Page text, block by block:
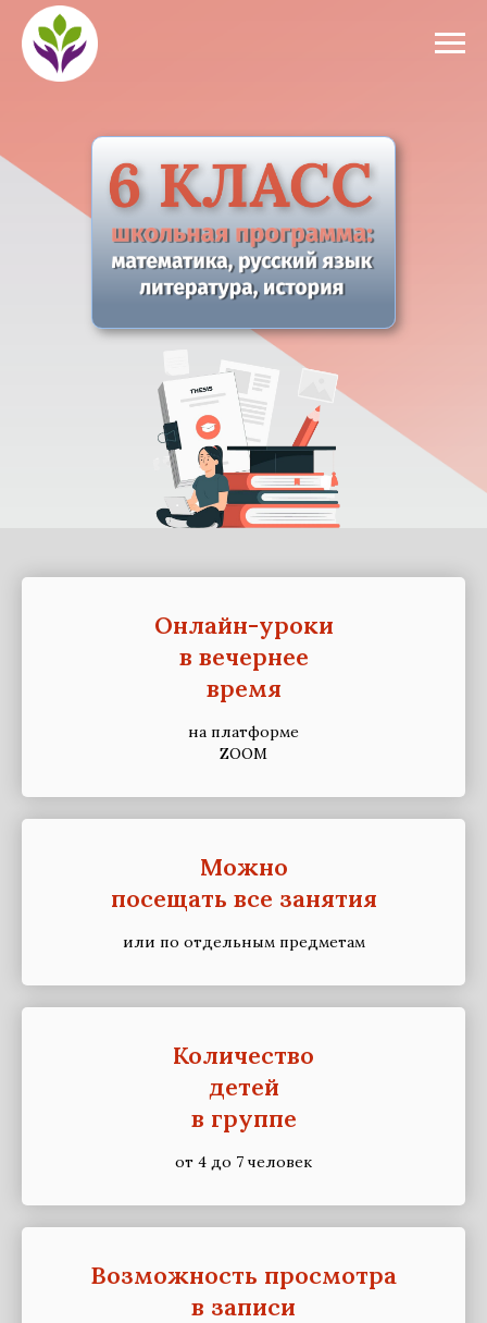
Онлайн-уроки
в вечернее
время
на платформе
ZOOM
Можно
посещать все занятия
или по отдельным предметам
Количество
детей
в группе
от 4 до 7 человек
Возможность просмотра
в записи